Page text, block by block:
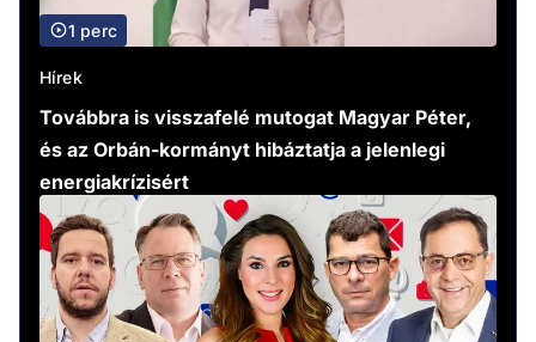
1 perc
Hírek
Továbbra is visszafelé mutogat Magyar Péter,
és az Orbán-kormányt hibáztatja a jelenlegi
energiakrízisért